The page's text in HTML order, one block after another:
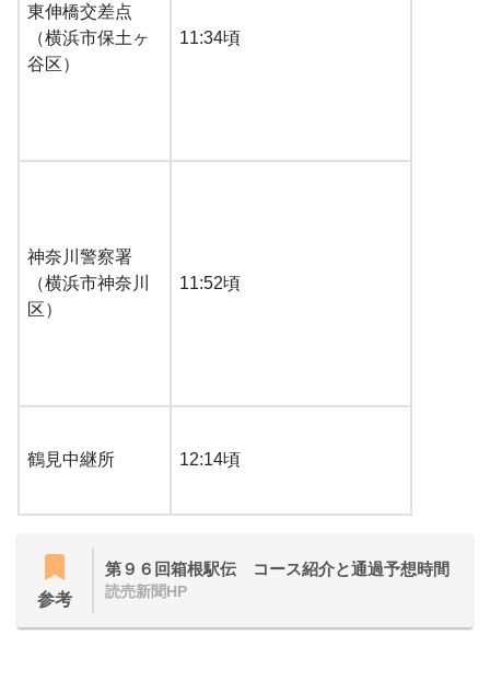
東伸橋交差点
（横浜市保土ヶ
谷区）
11:34頃
神奈川警察署
（横浜市神奈川
区）
11:52頃
鶴見中継所 12:14頃
参考
第９６回箱根駅伝 コース紹介と通過予想時間
読売新聞HP